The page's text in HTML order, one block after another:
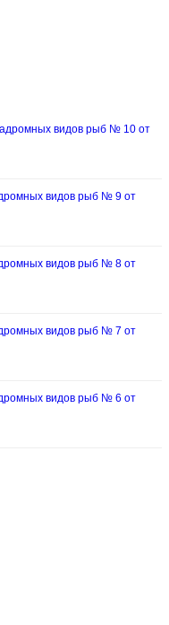
видов рыб № 10 от
видов рыб № 9 от
видов рыб № 8 от
видов рыб № 7 от
видов рыб № 6 от